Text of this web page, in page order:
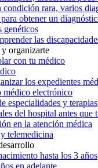
condición rara, varios
obtener un
genéticos
las
organizarte
con tu médico
los expedientes
médico electrónico
especialidades y terapias
del hospital antes que
en la atención médica
telemedicina
hasta los 3 años
en adelante